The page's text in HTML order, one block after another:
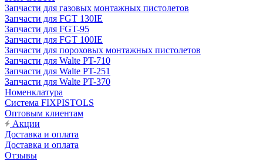
Запчасти для газовых монтажных пистолетов
Запчасти для FGT 130IE
Запчасти для FGT-95
Запчасти для FGT 100IE
Запчасти для пороховых монтажных пистолетов
Запчасти для Walte PT-710
Запчасти для Walte PT-251
Запчасти для Walte PT-370
Номенклатура
Система FIXPISTOLS
Оптовым клиентам
Акции
Доставка и оплата
Доставка и оплата
Отзывы